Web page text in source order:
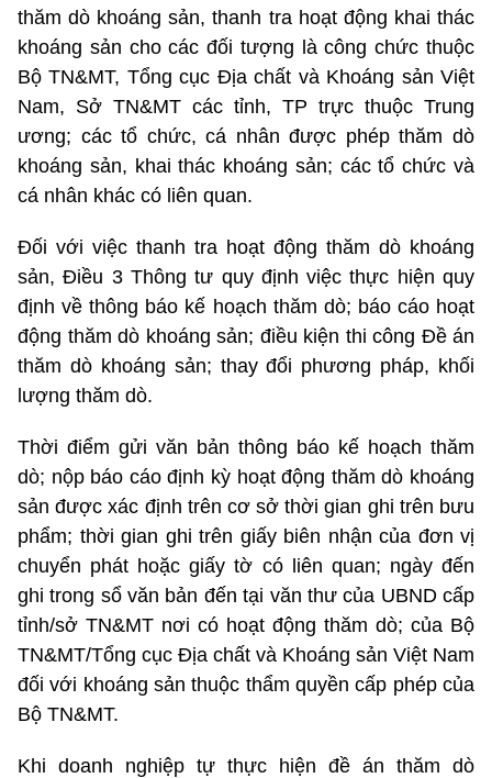
thăm dò khoáng sản, thanh tra hoạt động khai thác
khoáng sản cho các đối tượng là công chức thuộc
Bộ TN&MT, Tổng cục Địa chất và Khoáng sản Việt
Nam, Sở TN&MT các tỉnh, TP trực thuộc Trung
ương; các tổ chức, cá nhân được phép thăm dò
khoáng sản, khai thác khoáng sản; các tổ chức và
cá nhân khác có liên quan.
Đối với việc thanh tra hoạt động thăm dò khoáng
sản, Điều 3 Thông tư quy định việc thực hiện quy
định về thông báo kế hoạch thăm dò; báo cáo hoạt
động thăm dò khoáng sản; điều kiện thi công Đề án
thăm dò khoáng sản; thay đổi phương pháp, khối
lượng thăm dò.
Thời điểm gửi văn bản thông báo kế hoạch thăm
dò; nộp báo cáo định kỳ hoạt động thăm dò khoáng
sản được xác định trên cơ sở thời gian ghi trên bưu
phẩm; thời gian ghi trên giấy biên nhận của đơn vị
chuyển phát hoặc giấy tờ có liên quan; ngày đến
ghi trong sổ văn bản đến tại văn thư của UBND cấp
tỉnh/sở TN&MT nơi có hoạt động thăm dò; của Bộ
TN&MT/Tổng cục Địa chất và Khoáng sản Việt Nam
đối với khoáng sản thuộc thẩm quyền cấp phép của
Bộ TN&MT.
Khi doanh nghiệp tự thực hiện đề án thăm dò